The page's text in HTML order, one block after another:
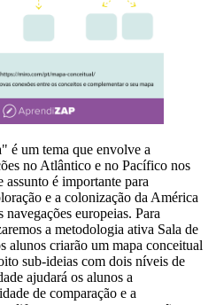
é um tema que envolve a
no Atlântico e no Pacífico nos
é importante para
e a colonização da América
europeias. Para
a metodologia ativa Sala de
alunos criarão um mapa conceitual
sub-ideias com dois níveis de
ajudará os alunos a
de comparação e a